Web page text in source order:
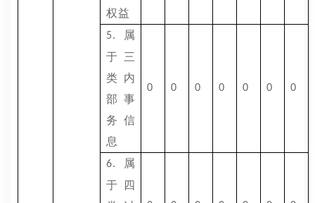
权益
5. 属
于三
类内
部事
务信
息
0 0 0 0 0 0 0
6. 属
于四